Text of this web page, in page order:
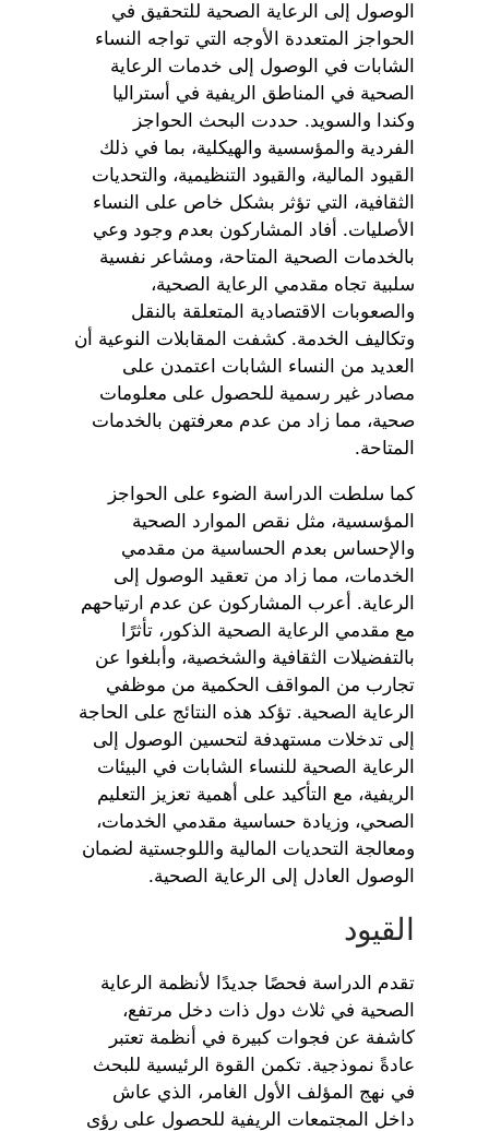
الوصول إلى الرعاية الصحية للتحقيق في
الحواجز المتعددة الأوجه التي تواجه النساء
الشابات في الوصول إلى خدمات الرعاية
الصحية في المناطق الريفية في أستراليا
وكندا والسويد. حددت البحث الحواجز
الفردية والمؤسسية والهيكلية، بما في ذلك
القيود المالية، والقيود التنظيمية، والتحديات
الثقافية، التي تؤثر بشكل خاص على النساء
الأصليات. أفاد المشاركون بعدم وجود وعي
بالخدمات الصحية المتاحة، ومشاعر نفسية
سلبية تجاه مقدمي الرعاية الصحية،
والصعوبات الاقتصادية المتعلقة بالنقل
وتكاليف الخدمة. كشفت المقابلات النوعية أن
العديد من النساء الشابات اعتمدن على
مصادر غير رسمية للحصول على معلومات
صحية، مما زاد من عدم معرفتهن بالخدمات
المتاحة.
كما سلطت الدراسة الضوء على الحواجز
المؤسسية، مثل نقص الموارد الصحية
والإحساس بعدم الحساسية من مقدمي
الخدمات، مما زاد من تعقيد الوصول إلى
الرعاية. أعرب المشاركون عن عدم ارتياحهم
مع مقدمي الرعاية الصحية الذكور، تأثرًا
بالتفضيلات الثقافية والشخصية، وأبلغوا عن
تجارب من المواقف الحكمية من موظفي
الرعاية الصحية. تؤكد هذه النتائج على الحاجة
إلى تدخلات مستهدفة لتحسين الوصول إلى
الرعاية الصحية للنساء الشابات في البيئات
الريفية، مع التأكيد على أهمية تعزيز التعليم
الصحي، وزيادة حساسية مقدمي الخدمات،
ومعالجة التحديات المالية واللوجستية لضمان
الوصول العادل إلى الرعاية الصحية.
القيود
تقدم الدراسة فحصًا جديدًا لأنظمة الرعاية
الصحية في ثلاث دول ذات دخل مرتفع،
كاشفة عن فجوات كبيرة في أنظمة تعتبر
عادةً نموذجية. تكمن القوة الرئيسية للبحث
في نهج المؤلف الأول الغامر، الذي عاش
داخل المجتمعات الريفية للحصول على رؤى